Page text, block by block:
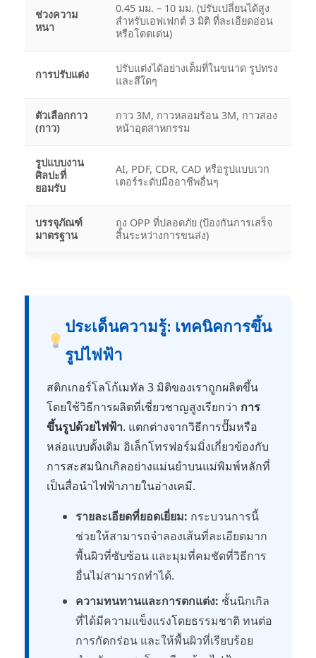
ช่วงความ
หนา
0.45 มม. – 10 มม. (ปรับเปลี่ยนได้สูง
สำหรับเอฟเฟกต์ 3 มิติ ที่ละเอียดอ่อน
หรือโดดเด่น)
การปรับแต่ง
ปรับแต่งได้อย่างเต็มที่ในขนาด รูปทรง
และสีใดๆ
ตัวเลือกกาว
(กาว)
กาว 3M, กาวหลอมร้อน 3M, กาวสอง
หน้าอุตสาหกรรม
รูปแบบงาน
ศิลปะที่
ยอมรับ
AI, PDF, CDR, CAD หรือรูปแบบเวก
เตอร์ระดับมืออาชีพอื่นๆ
บรรจุภัณฑ์
มาตรฐาน
ถุง OPP ที่ปลอดภัย (ป้องกันการเสร็จ
สิ้นระหว่างการขนส่ง)
ประเด็นความรู้: เทคนิคการขึ้น
รูปไฟฟ้า
สติกเกอร์โลโก้เมทัล 3 มิติของเราถูกผลิตขึ้น
โดยใช้วิธีการผลิตที่เชี่ยวชาญสูงเรียกว่า การ
ขึ้นรูปด้วยไฟฟ้า. แตกต่างจากวิธีการปั๊มหรือ
หล่อแบบดั้งเดิม อิเล็กโทรฟอร์มมิ่งเกี่ยวข้องกับ
การสะสมนิกเกิลอย่างแม่นยำบนแม่พิมพ์หลักที่
เป็นสื่อนำไฟฟ้าภายในอ่างเคมี.
รายละเอียดที่ยอดเยี่ยม: กระบวนการนี้
ช่วยให้สามารถจำลองเส้นที่ละเอียดมาก
พื้นผิวที่ซับซ้อน และมุมที่คมชัดที่วิธีการ
อื่นไม่สามารถทำได้.
ความทนทานและการตกแต่ง: ชั้นนิกเกิล
ที่ได้มีความแข็งแรงโดยธรรมชาติ ทนต่อ
การกัดกร่อน และให้พื้นผิวที่เรียบร้อย